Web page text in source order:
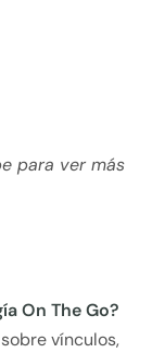
para ver más
On The Go?
vínculos,